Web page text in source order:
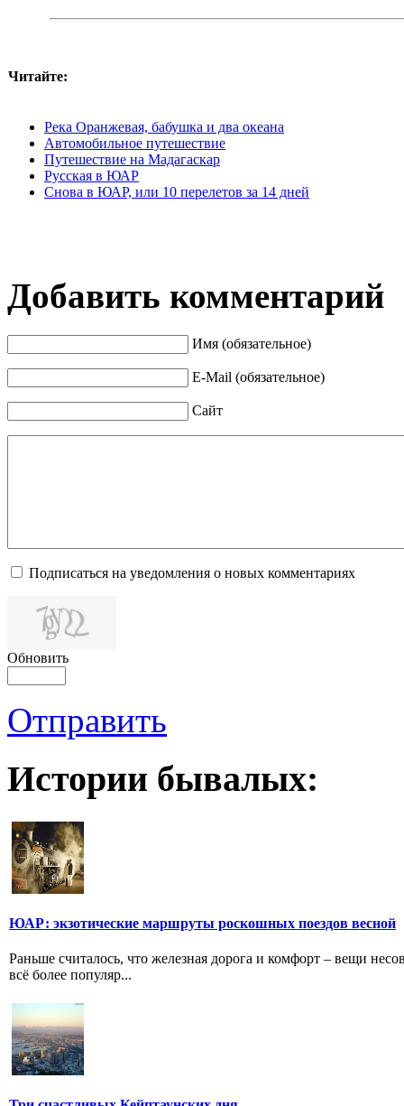
Читайте:
Река Оранжевая, бабушка и два океана
Автомобильное путешествие
Путешествие на Мадагаскар
Русская в ЮАР
Снова в ЮАР, или 10 перелетов за 14 дней
Добавить комментарий
Имя (обязательное)
E-Mail (обязательное)
Сайт
Подписаться на уведомления о новых комментариях
Обновить
Отправить
Истории бывалых:
ЮАР: экзотические маршруты роскошных поездов весной
Раньше считалось, что железная дорога и комфорт – вещи
всё более популяр...